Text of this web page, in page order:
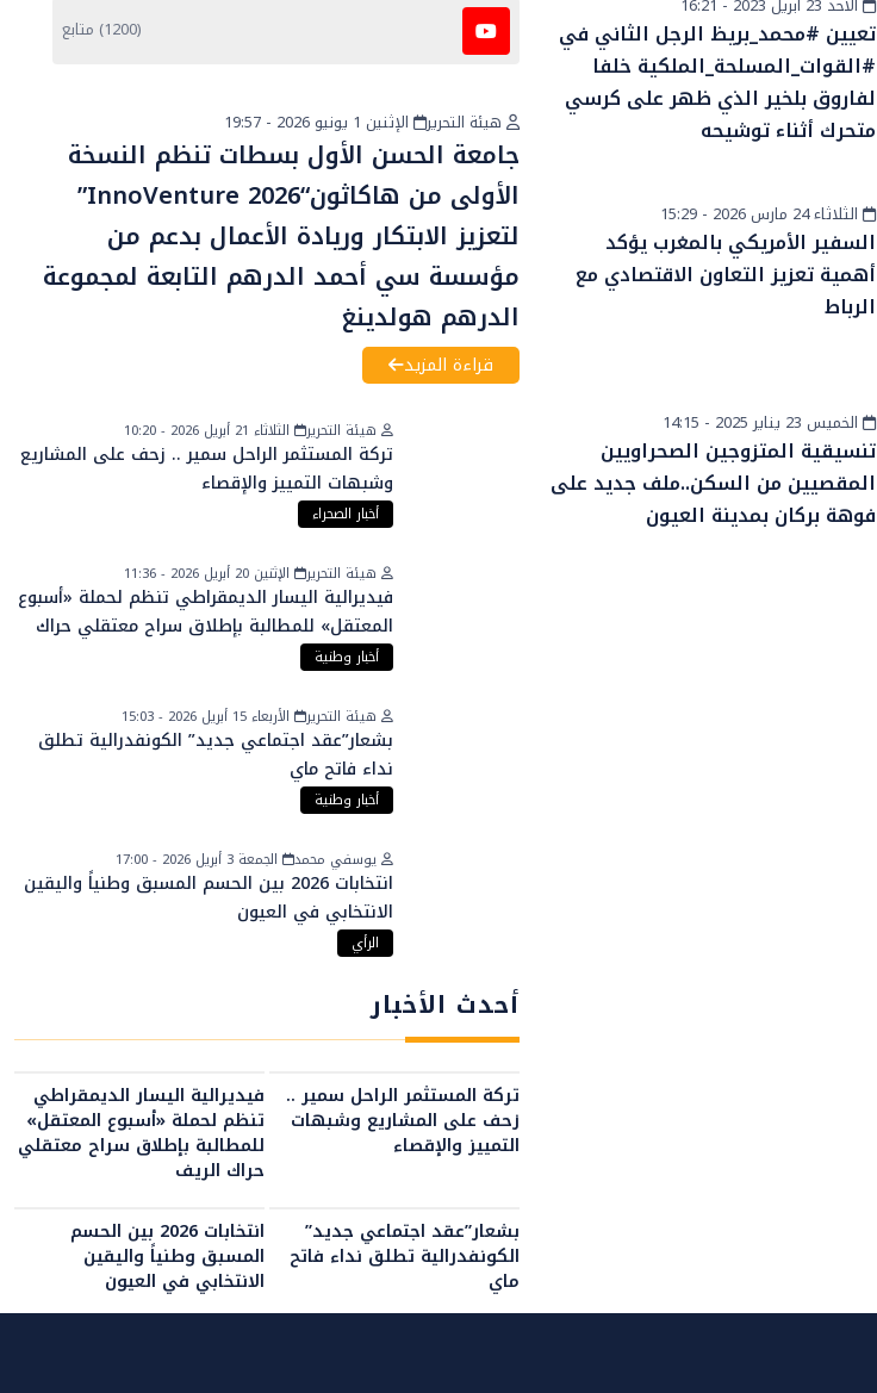
أخبار وطنية
تعيين #محمد_بريظ الرجل الثاني في
#القوات_المسلحة_الملكية خلفا
لفاروق بلخير الذي ظهر على كرسي
متحرك أثناء توشيحه
أخبار وطنيةالثلاثاء 24 مارس 2026 - 15:29
السفير الأمريكي بالمغرب يؤكد
أهمية تعزيز التعاون الاقتصادي مع
الرباط
أخبار الصحراء
الخميس 23 يناير 2025 - 14:15
تنسيقية المتزوجين الصحراويين
المقصيين من السكن..ملف جديد على
فوهة بركان بمدينة العيون
(1200) متابع
أخبار عامة
هيئة التحرير الإثنين 1 يونيو 2026 - 19:57
جامعة الحسن الأول بسطات تنظم النسخة
الأولى من هاكاثون“InnoVenture 2026”
لتعزيز الابتكار وريادة الأعمال بدعم من
مؤسسة سي أحمد الدرهم التابعة لمجموعة
الدرهم هولدينغ
قراءة المزيد
هيئة التحرير الثلاثاء 21 أبريل 2026 - 10:20
تركة المستثمر الراحل سمير .. زحف على المشاريع
وشبهات التمييز والإقصاء
أخبار الصحراء
هيئة التحرير الإثنين 20 أبريل 2026 - 11:36
فيديرالية اليسار الديمقراطي تنظم لحملة «أسبوع
المعتقل» للمطالبة بإطلاق سراح معتقلي حراك
الريف
أخبار وطنية
هيئة التحرير الأربعاء 15 أبريل 2026 - 15:03
بشعار”عقد اجتماعي جديد” الكونفدرالية تطلق
نداء فاتح ماي
أخبار وطنية
يوسفي محمد الجمعة 3 أبريل 2026 - 17:00
انتخابات 2026 بين الحسم المسبق وطنياً واليقين
الانتخابي في العيون
الرأي
أحدث الأخبار
تركة المستثمر الراحل سمير ..
زحف على المشاريع وشبهات
التمييز والإقصاء
فيديرالية اليسار الديمقراطي
تنظم لحملة «أسبوع المعتقل»
للمطالبة بإطلاق سراح معتقلي
حراك الريف
بشعار”عقد اجتماعي جديد”
الكونفدرالية تطلق نداء فاتح
ماي
انتخابات 2026 بين الحسم
المسبق وطنياً واليقين
الانتخابي في العيون